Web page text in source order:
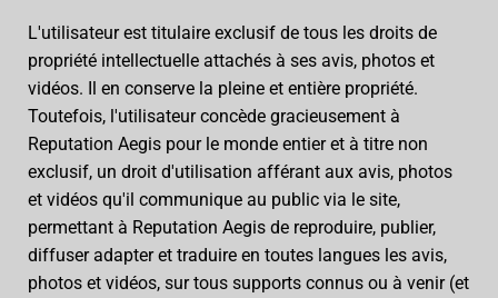
L'utilisateur est titulaire exclusif de tous les droits de
propriété intellectuelle attachés à ses avis, photos et
vidéos. Il en conserve la pleine et entière propriété.
Toutefois, l'utilisateur concède gracieusement à
Reputation Aegis pour le monde entier et à titre non
exclusif, un droit d'utilisation afférant aux avis, photos
et vidéos qu'il communique au public via le site,
permettant à Reputation Aegis de reproduire, publier,
diffuser adapter et traduire en toutes langues les avis,
photos et vidéos, sur tous supports connus ou à venir (et